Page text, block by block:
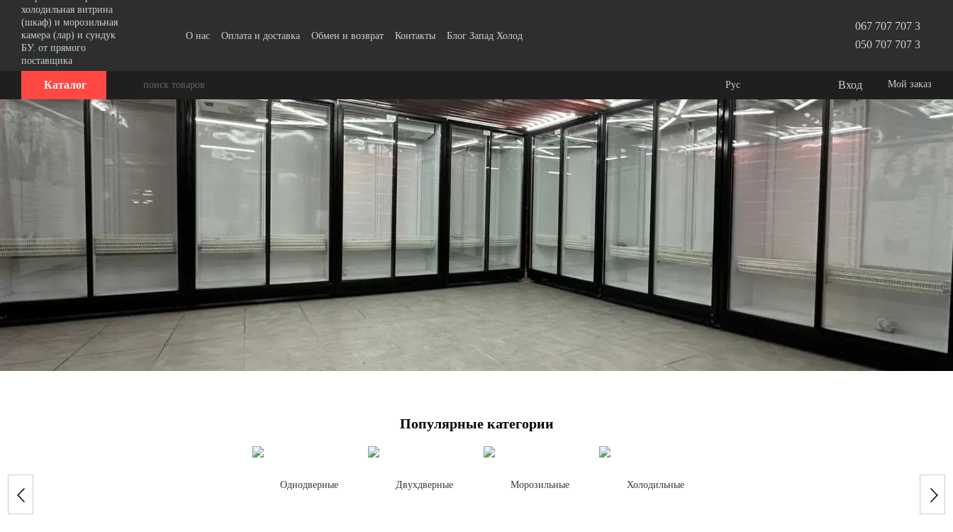
Перейти к основному контенту
О нас Оплата и доставка Обмен и возврат Контакты Блог Запад Холод
067 707 707 3
050 707 707 3
Каталог Рус Вход Мой заказ
Популярные категории